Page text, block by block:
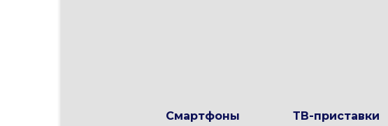
Смартфоны ТВ-приставки